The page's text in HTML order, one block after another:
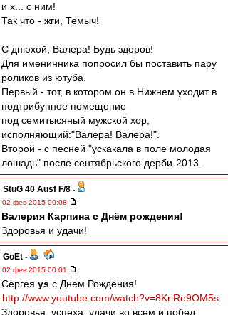
и х... с ним!
Так что - жги, Темыч!
С днюхой, Валера! Будь здоров!
Для именинника попросил бы поставить пару
роликов из ютуба.
Первый - тот, в котором он в Нижнем уходит в
подтрибунное помещение
под семитысяный мужской хор,
исполняющий:"Валера! Валера!".
Второй - с песней "ускакала в поле молодая
лошадь" после сентябрьского дерби-2013.
StuG 40 Ausf F/8 -
02 фев 2015 00:08
Валерия Карпина с Днём рождения!
Здоровья и удачи!
GoEt -
02 фев 2015 00:01
Сергея ys с Днем Рождения!
http://www.youtube.com/watch?v=8KriRo9OM5s
Здоровья, успеха, удачи во всем и побед